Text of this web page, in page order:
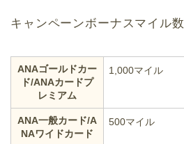
キャンペーンボーナスマイル数
ANAゴールドカー
ド/ANAカードプ
レミアム
1,000マイル
ANA一般カード/A
NAワイドカード
500マイル